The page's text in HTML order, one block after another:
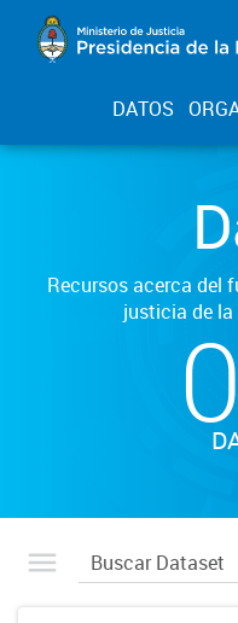
DATOS
Recursos acerca del
justicia de